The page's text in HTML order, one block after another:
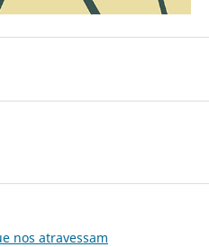
nos atravessam